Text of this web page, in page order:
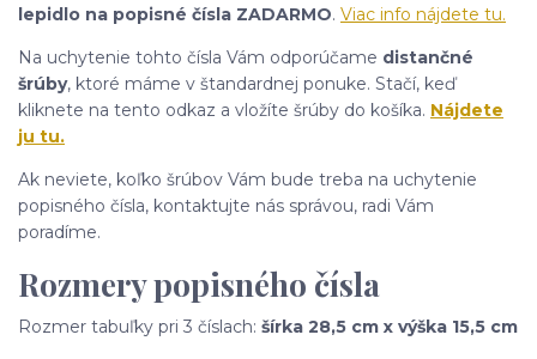
lepidlo na popisné čísla ZADARMO. Viac info nájdete tu.
Na uchytenie tohto čísla Vám odporúčame distančné
šrúby, ktoré máme v štandardnej ponuke. Stačí, keď
kliknete na tento odkaz a vložíte šrúby do košíka. Nájdete
ju tu.
Ak neviete, koľko šrúbov Vám bude treba na uchytenie
popisného čísla, kontaktujte nás správou, radi Vám
poradíme.
Rozmery popisného čísla
Rozmer tabuľky pri 3 číslach: šírka 28,5 cm x výška 15,5 cm